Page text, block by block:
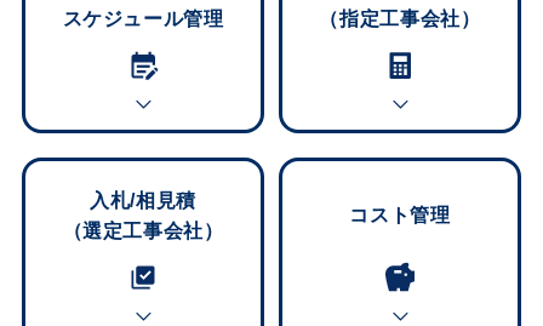
スケジュール管理
（指定工事会社）
入札/相見積
（選定工事会社）
コスト管理